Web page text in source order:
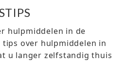
hulpmiddelen in de
over hulpmiddelen in
u langer zelfstandig thuis